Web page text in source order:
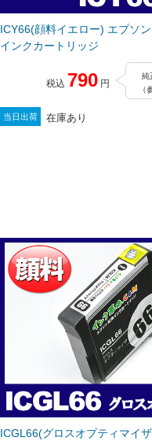
ICY66(顔料イエロー) エプソ
インクカートリッジ
税込 790 円
純
（
当日出荷 在庫あり
ICGL66(グロスオプティマイ